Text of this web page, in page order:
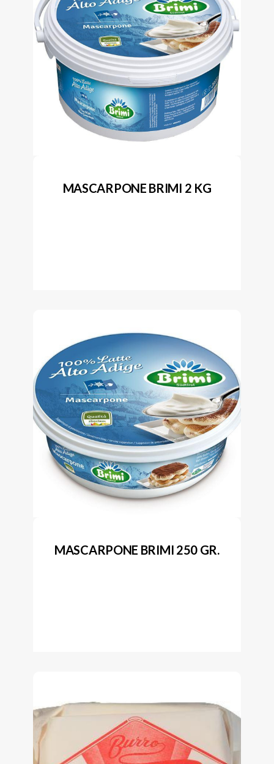
MASCARPONE BRIMI 2 KG
MASCARPONE BRIMI 250 GR.